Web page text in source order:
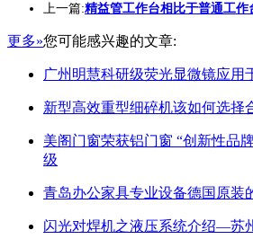
上一篇:精益管工作台相比于普通工作
更多»您可能感兴趣的文章:
广州明慧科研级荧光显微镜应用
新型高效重型细碎机该如何选择
美阁门窗荣获铝门窗 “创新性品
级
青岛办公家具专业设备德国原装
闪光对焊机之液压系统介绍—苏